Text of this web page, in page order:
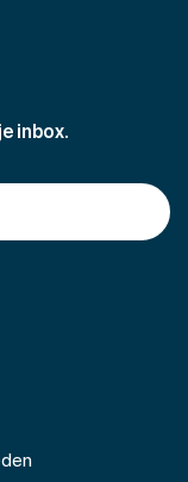
inbox.